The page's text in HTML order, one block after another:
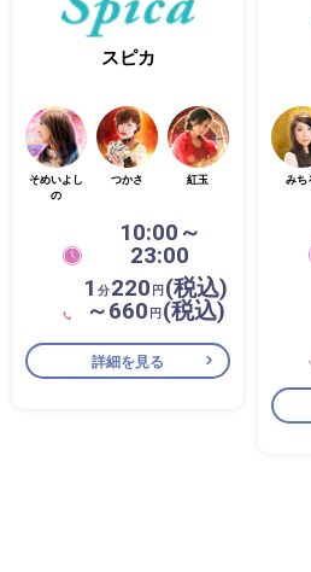
スピカ
そめいよし
の
つかさ 紅玉
10:00～
23:00
1 分220 円(税込)
～660 円(税込)
詳細を見る
みち